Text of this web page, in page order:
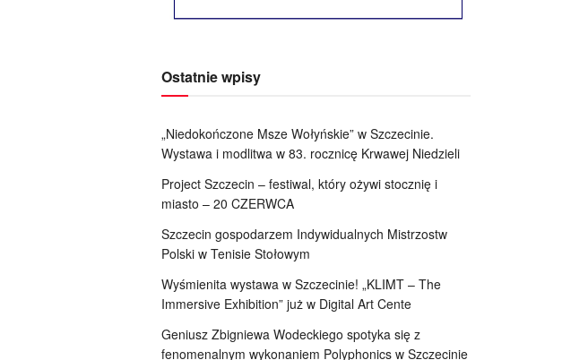
Ostatnie wpisy
„Niedokończone Msze Wołyńskie” w Szczecinie.
Wystawa i modlitwa w 83. rocznicę Krwawej Niedzieli
Project Szczecin – festiwal, który ożywi stocznię i
miasto – 20 CZERWCA
Szczecin gospodarzem Indywidualnych Mistrzostw
Polski w Tenisie Stołowym
Wyśmienita wystawa w Szczecinie! „KLIMT – The
Immersive Exhibition” już w Digital Art Cente
Geniusz Zbigniewa Wodeckiego spotyka się z
fenomenalnym wykonaniem Polyphonics w Szczecinie